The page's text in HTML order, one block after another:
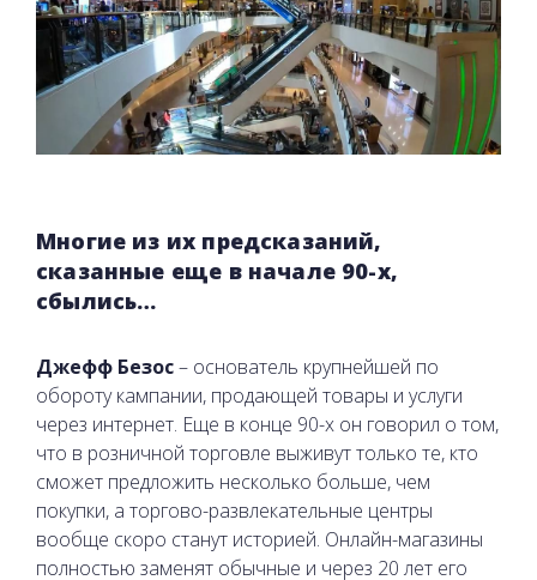
Многие из их предсказаний,
сказанные еще в начале 90-х,
сбылись…
Джефф Безос– основатель крупнейшей по
обороту кампании, продающей товары и услуги
через интернет. Еще в конце 90-х он говорил о том,
что в розничной торговле выживут только те, кто
сможет предложить несколько больше, чем
покупки, а торгово-развлекательные центры
вообще скоро станут историей. Онлайн-магазины
полностью заменят обычные и через 20 лет его